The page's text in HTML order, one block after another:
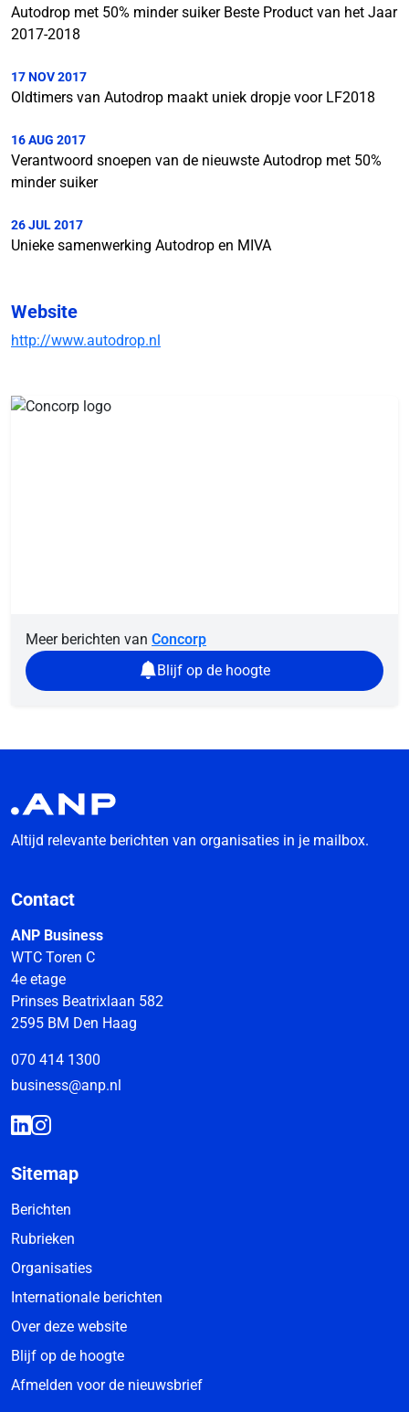
Autodrop met 50% minder suiker Beste Product van het Jaar
2017-2018
17 NOV 2017
Oldtimers van Autodrop maakt uniek dropje voor LF2018
16 AUG 2017
Verantwoord snoepen van de nieuwste Autodrop met 50%
minder suiker
26 JUL 2017
Unieke samenwerking Autodrop en MIVA
Website
http://www.autodrop.nl
Meer berichten van Concorp
Blijf op de hoogte
Altijd relevante berichten van organisaties in je mailbox.
Contact
ANP Business
WTC Toren C
4e etage
Prinses Beatrixlaan 582
2595 BM Den Haag
070 414 1300
business@anp.nl
Sitemap
Berichten
Rubrieken
Organisaties
Internationale berichten
Over deze website
Blijf op de hoogte
Afmelden voor de nieuwsbrief